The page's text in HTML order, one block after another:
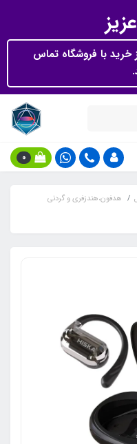
خرید با فروشگاه تماس
0
هدفون،هندزفری و گردنی